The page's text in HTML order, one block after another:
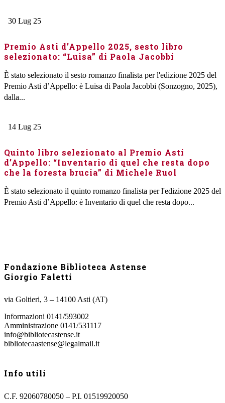
30 Lug 25
Premio Asti d’Appello 2025, sesto libro
selezionato: “Luisa” di Paola Jacobbi
È stato selezionato il sesto romanzo finalista per l'edizione 2025 del
Premio Asti d’Appello: è Luisa di Paola Jacobbi (Sonzogno, 2025),
dalla...
14 Lug 25
Quinto libro selezionato al Premio Asti
d’Appello: “Inventario di quel che resta dopo
che la foresta brucia” di Michele Ruol
È stato selezionato il quinto romanzo finalista per l'edizione 2025 del
Premio Asti d’Appello: è Inventario di quel che resta dopo...
Fondazione Biblioteca Astense
Giorgio Faletti
via Goltieri, 3 – 14100 Asti (AT)
Informazioni 0141/593002
Amministrazione 0141/531117
info@bibliotecastense.it
bibliotecaastense@legalmail.it
Info utili
C.F. 92060780050 – P.I. 01519920050